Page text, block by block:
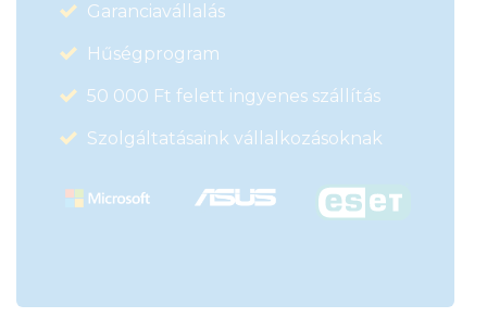
Garanciavállalás
Hűségprogram
50 000 Ft felett ingyenes szállítás
Szolgáltatásaink vállalkozásoknak